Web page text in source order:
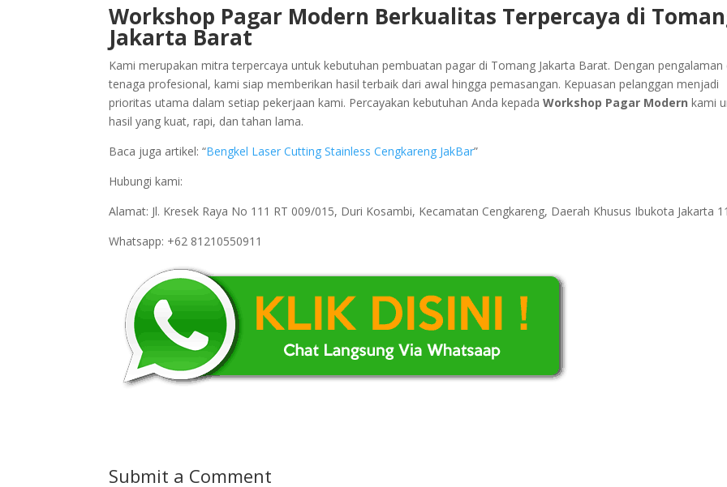
Workshop Pagar Modern Berkualitas Terpercaya di
Jakarta Barat
Kami merupakan mitra terpercaya untuk kebutuhan pembuatan pagar di Tomang Jakarta Barat. Dengan pengalaman
tenaga profesional, kami siap memberikan hasil terbaik dari awal hingga pemasangan. Kepuasan pelanggan menjadi
prioritas utama dalam setiap pekerjaan kami. Percayakan kebutuhan Anda kepadaWorkshop Pagar Modern kami
hasil yang kuat, rapi, dan tahan lama.
Baca juga artikel: “Bengkel Laser Cutting Stainless Cengkareng JakBar”
Hubungi kami:
Alamat: Jl. Kresek Raya No 111 RT 009/015, Duri Kosambi, Kecamatan Cengkareng, Daerah Khusus Ibukota Jakarta
Whatsapp: +62 81210550911
Submit a Comment